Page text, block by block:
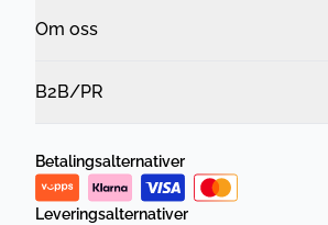
Om oss
B2B/PR
Betalingsalternativer
Leveringsalternativer